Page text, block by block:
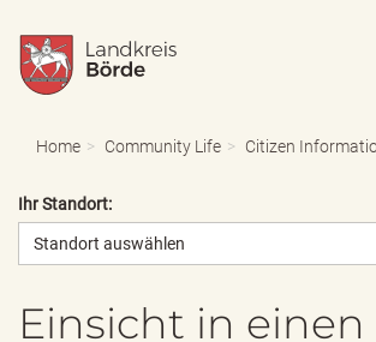
Home Community Life Citizen
Ihr Standort:
Standort auswählen
Einsicht in einen